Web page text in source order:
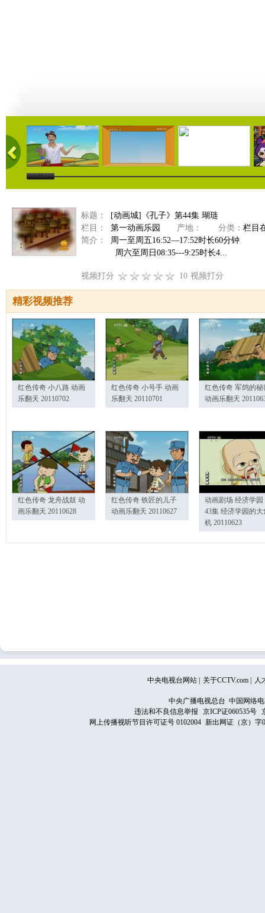
29:41 29:10 28:53
标题：
[动画城]《孔子》第44集 瑚琏
栏目：
第一动画乐园 产地： 分类： 栏目
简介：
周一至周五16:52—17:52时长60分钟
周六至周日08:35---9:25时长4...
视频打分 10 视频打分
精彩视频推荐
红色传奇 小八路 动画
乐翻天 20110702
红色传奇 小号手 动画
乐翻天 20110701
红色传奇 军鸽的秘
动画乐翻天
红色传奇 龙舟战鼓 动
画乐翻天 20110628
红色传奇 铁匠的儿子
动画乐翻天 20110627
动画剧场 经济学园
43集 经济学园的大
机 20110623
中央电视台网站 关于CCTV.com 人
中央广播电视总台 中国网络
违法和不良信息举报
京ICP证060535号
网上传播视听节目许可证号 0102004 新出网证（京）